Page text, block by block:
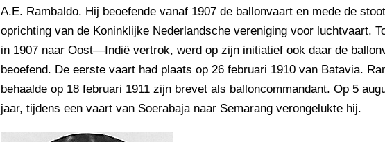
A.E. Rambaldo. Hij beoefende vanaf 1907 de ballonvaart en mede de
oprichting van de Koninklijke Nederlandsche vereniging voor luchtvaart.
in 1907 naar Oost—Indië vertrok, werd op zijn initiatief ook daar de
beoefend. De eerste vaart had plaats op 26 februari 1910 van Batavia.
behaalde op 18 februari 1911 zijn brevet als balloncommandant. Op 5
jaar, tijdens een vaart van Soerabaja naar Semarang verongelukte hij.